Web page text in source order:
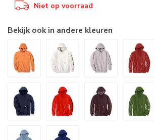
Niet op voorraad
Bekijk ook in andere kleuren